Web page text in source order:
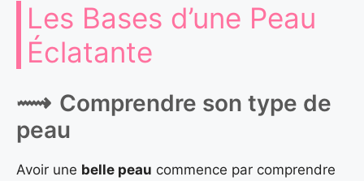
Les Bases d’une Peau
Éclatante
Comprendre son type de
peau
Avoir une belle peau commence par comprendre